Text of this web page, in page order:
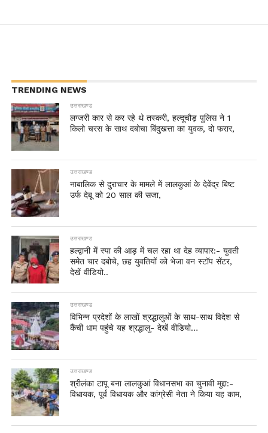
TRENDING NEWS
उत्तराखण्ड
लग्जरी कार से कर रहे थे तस्करी, हल्दूचौड़ पुलिस ने 1
किलो चरस के साथ दबोचा बिंदुखत्ता का युवक, दो फरार,
उत्तराखण्ड
नाबालिक से दुराचार के मामले में लालकुआं के देवेंद्र बिष्ट
उर्फ देबू को 20 साल की सजा,
उत्तराखण्ड
हल्द्वानी में स्पा की आड़ में चल रहा था देह व्यापार:- युवती
समेत चार दबोचे, छह युवतियों को भेजा वन स्टॉप सेंटर,
देखें वीडियो..
उत्तराखण्ड
विभिन्न प्रदेशों के लाखों श्रद्धालुओं के साथ-साथ विदेश से
कैंची धाम पहुंचे यह श्रद्धालु- देखें वीडियो…
उत्तराखण्ड
श्रीलंका टापू बना लालकुआं विधानसभा का चुनावी मुद्दा:-
विधायक, पूर्व विधायक और कांग्रेसी नेता ने किया यह काम,